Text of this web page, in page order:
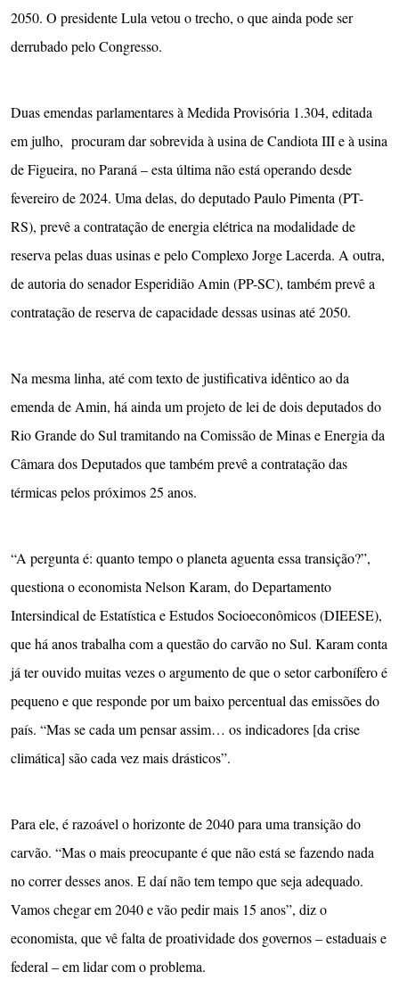
2050. O presidente Lula vetou o trecho, o que ainda pode ser
derrubado pelo Congresso.
Duas emendas parlamentares à Medida Provisória 1.304, editada
em julho, procuram dar sobrevida à usina de Candiota III e à usina
de Figueira, no Paraná – esta última não está operando desde
fevereiro de 2024. Uma delas, do deputado Paulo Pimenta (PT-
RS), prevê a contratação de energia elétrica na modalidade de
reserva pelas duas usinas e pelo Complexo Jorge Lacerda. A outra,
de autoria do senador Esperidião Amin (PP-SC), também prevê a
contratação de reserva de capacidade dessas usinas até 2050.
Na mesma linha, até com texto de justificativa idêntico ao da
emenda de Amin, há ainda um projeto de lei de dois deputados do
Rio Grande do Sul tramitando na Comissão de Minas e Energia da
Câmara dos Deputados que também prevê a contratação das
térmicas pelos próximos 25 anos.
“A pergunta é: quanto tempo o planeta aguenta essa transição?”,
questiona o economista Nelson Karam, do Departamento
Intersindical de Estatística e Estudos Socioeconômicos (DIEESE),
que há anos trabalha com a questão do carvão no Sul. Karam conta
já ter ouvido muitas vezes o argumento de que o setor carbonífero é
pequeno e que responde por um baixo percentual das emissões do
país. “Mas se cada um pensar assim… os indicadores [da crise
climática] são cada vez mais drásticos”.
Para ele, é razoável o horizonte de 2040 para uma transição do
carvão. “Mas o mais preocupante é que não está se fazendo nada
no correr desses anos. E daí não tem tempo que seja adequado.
Vamos chegar em 2040 e vão pedir mais 15 anos”, diz o
economista, que vê falta de proatividade dos governos – estaduais e
federal – em lidar com o problema.